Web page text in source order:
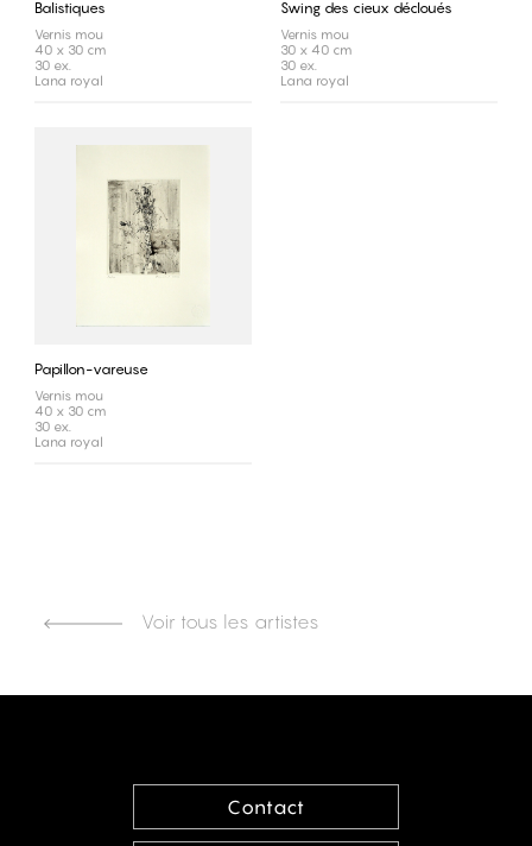
Balistiques
Vernis mou
40 x 30 cm
30 ex.
Lana royal
Swing des cieux décloués
Vernis mou
30 x 40 cm
30 ex.
Lana royal
Papillon-vareuse
Vernis mou
40 x 30 cm
30 ex.
Lana royal
Voir tous les artistes
Contact